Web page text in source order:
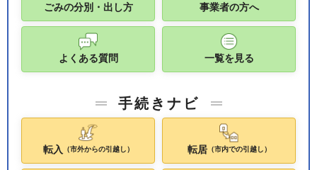
ごみの分別・出し方 事業者の方へ
よくある質問 一覧を見る
手続きナビ
転入 （市外からの引越し） 転居（市内での引越し）